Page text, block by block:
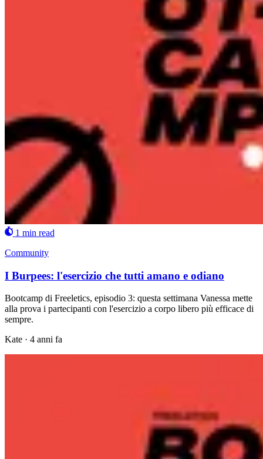
1 min read
Community
I Burpees: l'esercizio che tutti amano e odiano
Bootcamp di Freeletics, episodio 3: questa settimana Vanessa mette
alla prova i partecipanti con l'esercizio a corpo libero più efficace di
sempre.
Kate · 4 anni fa